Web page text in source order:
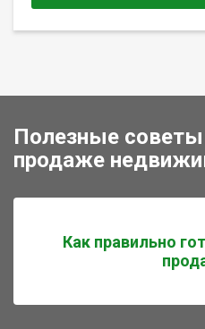
Полезные советы
продаже
Как правильно